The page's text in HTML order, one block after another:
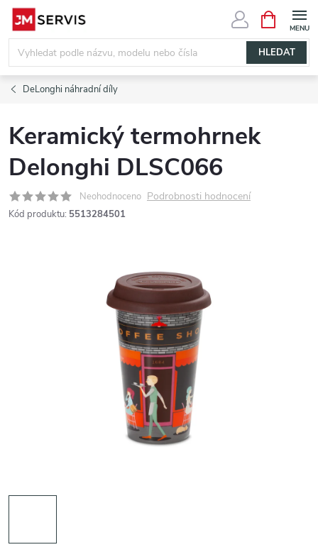
Přejít
obsah
HLEDAT
NÁKUPNÍ
KOŠÍK
DeLonghi náhradní díly
Keramický termohrnek
Delonghi DLSC066
Neohodnoceno Podrobnosti hodnocení
Kód produktu: 5513284501